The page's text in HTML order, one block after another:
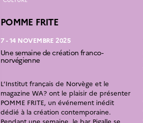
ÉDUCATION ET
LANGUE FRANÇAISE
Apprendre le français
en France
Promotion de la langue
française
Francophonie
Visite de classes
POMME FRITE
7 - 14 NOVEMBRE 2025
Une semaine de création franco-
norvégienne
L’Institut français de Norvège et le
magazine WA? ont le plaisir de présenter
POMME FRITE, un événement inédit
dédié à la création contemporaine.